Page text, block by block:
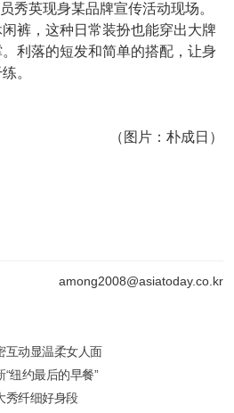
英现身某品牌宣传活动现场。
裤，这种日常装扮也能穿出大牌
利落的短发和简单的搭配，让身
。
（图片：朴成日）
among2008@asiatoday.co.kr
互动显温柔女人面
纽约最后的早餐”
秀纤细好身段